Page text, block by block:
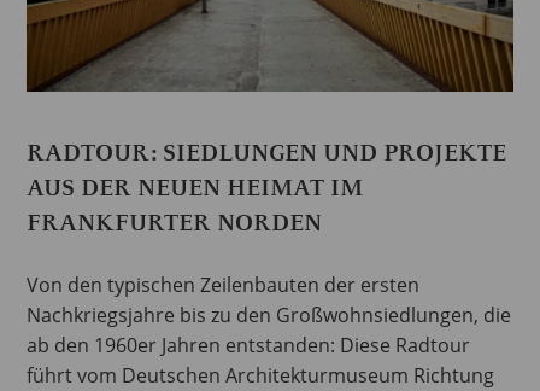
RADTOUR: SIEDLUNGEN UND PROJEKTE
AUS DER NEUEN HEIMAT IM
FRANKFURTER NORDEN
Von den typischen Zeilenbauten der ersten
Nachkriegsjahre bis zu den Großwohnsiedlungen, die
ab den 1960er Jahren entstanden: Diese Radtour
führt vom Deutschen Architekturmuseum Richtung